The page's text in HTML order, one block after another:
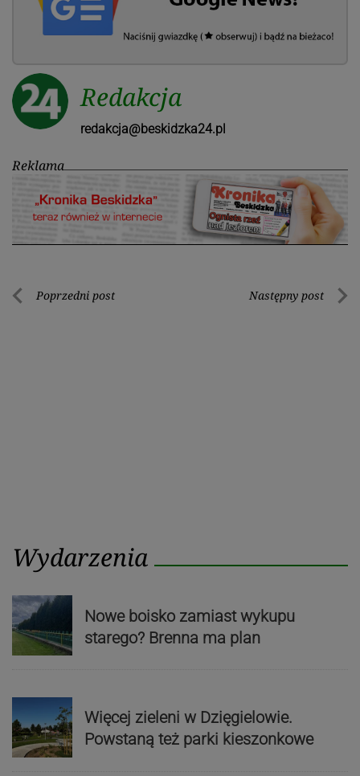
Redakcja
redakcja@beskidzka24.pl
Reklama
Nawigacja
Poprzedni post Następny post
Wydarzenia
Nowe boisko zamiast wykupu
starego? Brenna ma plan
Więcej zieleni w Dzięgielowie.
Powstaną też parki kieszonkowe